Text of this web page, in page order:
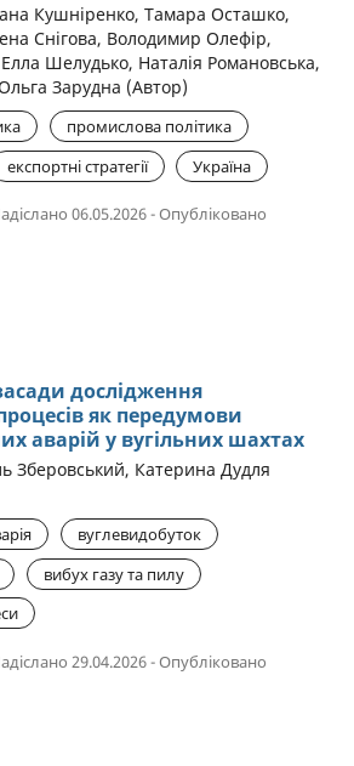
Кушніренко, Тамара Осташко,
Снігова, Володимир Олефір,
Шелудько, Наталія Романовська,
Зарудна (Автор)
промислова політика
експортні стратегії Україна
06.05.2026 - Опубліковано
дослідження
як передумови
аварій у вугільних шахтах
Зберовський, Катерина Дудля
вуглевидобуток
вибух газу та пилу
29.04.2026 - Опубліковано